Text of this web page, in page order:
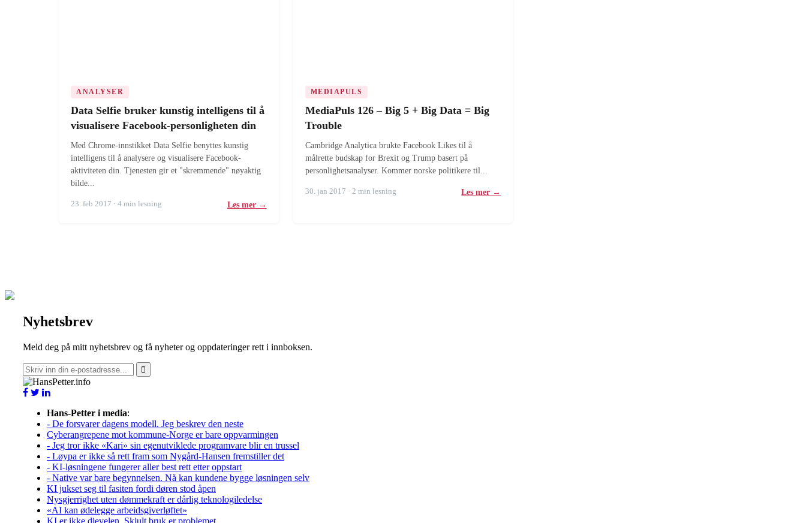
ANALYSER
Data Selfie bruker kunstig intelligens til å
visualisere Facebook-personligheten din
Med Chrome-innstikket Data Selfie benyttes kunstig
intelligens til å analysere og visualisere Facebook-
aktiviteten din. Tjenesten gir et "skremmende" nøyaktig
bilde...
23. feb 2017 · 4 min lesning Les mer →
MEDIAPULS
MediaPuls 126 – Big 5 + Big Data = Big
Trouble
Cambridge Analytica brukte Facebook Likes til å
målrette budskap for Brexit og Trump basert på
personlighetsanalyser. Kommer norske politikere til...
30. jan 2017 · 2 min lesning Les mer →
Nyhetsbrev
Meld deg på mitt nyhetsbrev og få nyheter og oppdateringer rett i innboksen.
Hans-Petter i media:
- De forsvarer dagens modell. Jeg beskrev den neste
Cyberangrepene mot kommune-Norge er bare oppvarmingen
- Jeg tror ikke «Kari» sin egenutviklede programvare blir en trussel
- Løypa er ikke så rett fram som Nygård-Hansen fremstiller det
- KI-løsningene fungerer aller best rett etter oppstart
- Native var bare begynnelsen. Nå kan kundene bygge løsningen selv
KI jukset seg til fasiten fordi døren stod åpen
Nysgjerrighet uten dømmekraft er dårlig teknologiledelse
«AI kan ødelegge arbeidsgiverløftet»
KI er ikke djevelen. Skjult bruk er problemet.